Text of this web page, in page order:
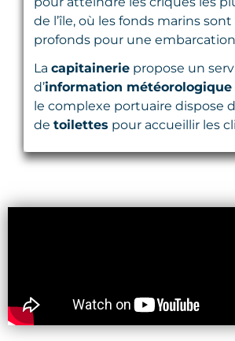
de l’île, où les fonds marins
profonds pour une
La capitainerie propose un
d’information météorologique
le complexe portuaire dispose
de toilettes pour accueillir les